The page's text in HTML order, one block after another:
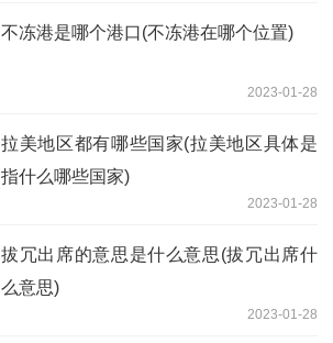
不冻港是哪个港口(不冻港在哪个位置)
2023-01-28
拉美地区都有哪些国家(拉美地区具体是
指什么哪些国家)
2023-01-28
拔冗出席的意思是什么意思(拔冗出席什
么意思)
2023-01-28